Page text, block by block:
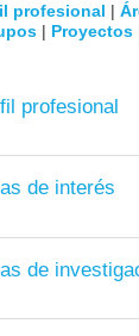
profesional |
| Proyectos
profesional
de interés
de